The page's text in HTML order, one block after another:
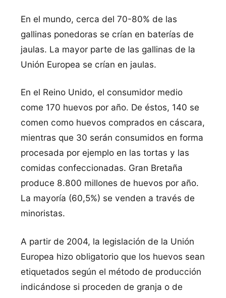
En el mundo, cerca del 70-80% de las
gallinas ponedoras se crí­an en baterí­as de
jaulas. La mayor parte de las gallinas de la
Unión Europea se crí­an en jaulas.
En el Reino Unido, el consumidor medio
come 170 huevos por año. De éstos, 140 se
comen como huevos comprados en cáscara,
mientras que 30 serán consumidos en forma
procesada por ejemplo en las tortas y las
comidas confeccionadas. Gran Bretaña
produce 8.800 millones de huevos por año.
La mayorí­a (60,5%) se venden a través de
minoristas.
A partir de 2004, la legislación de la Unión
Europea hizo obligatorio que los huevos sean
etiquetados según el método de producción
indicándose si proceden de granja o de